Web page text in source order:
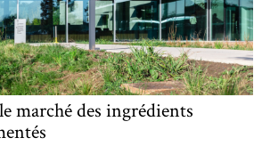
marché des ingrédients